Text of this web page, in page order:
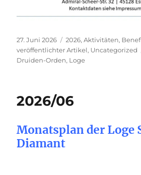
Veröffentlicht
am
27. Juni 2026 Kategorien
2026,Aktivitäten,
veröffentlichter Artikel, Uncategorized
Druiden-Orden, Loge
2026/06
Monatsplan der Loge
Diamant